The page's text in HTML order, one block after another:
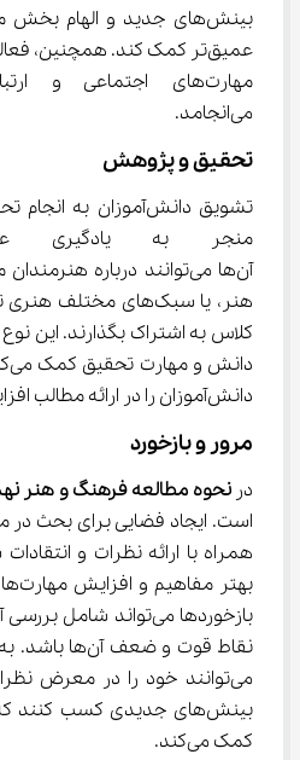
بینش‌های جدید و الهام
می‌انجامد.
تحقیق و پژوهش
هنر، یا سبک‌های مختلف
کلاس به اشتراک بگذارند. این
دانش‌آموزان را در ارائه مطالب افزایش می‌دهد.
مرور و بازخورد
در نحوه مطالعه فرهنگ و هنر
است. ایجاد فضایی برای بحث در
می‌توانند خود را در معرض
کمک می‌کند.